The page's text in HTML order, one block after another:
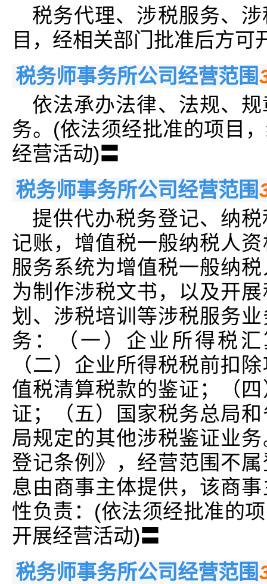
税务代理、涉税服务、
目，经相关部门批准后方可
税务师事务所公司经营范围
依法承办法律、法规、
务。(依法须经批准的项目
经营活动)〓
税务师事务所公司经营范围
提供代办税务登记、纳
记账，增值税一般纳税人
服务系统为增值税一般纳
为制作涉税文书，以及开
划、涉税培训等涉税服务
务：（一）企业所得税
（二）企业所得税税前扣
值税清算税款的鉴证；（
证；（五）国家税务总局
局规定的其他涉税鉴证业
登记条例》，经营范围不
息由商事主体提供，该商
性负责：(依法须经批准的
开展经营活动)〓
税务师事务所公司经营范围